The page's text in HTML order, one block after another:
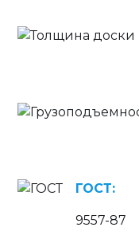
ГОСТ:
9557-87